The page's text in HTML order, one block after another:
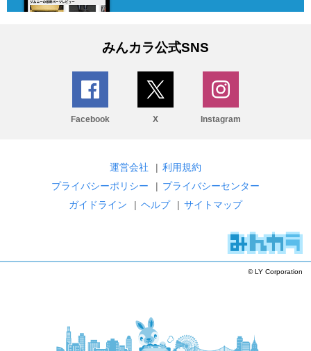
みんカラ公式SNS
Facebook X Instagram
運営会社 | 利用規約
プライバシーポリシー
| プライバシーセンター
ガイドライン
| ヘルプ | サイトマップ
© LY Corporation